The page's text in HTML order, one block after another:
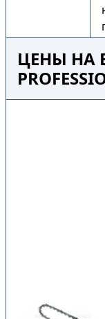
ЦЕНЫ НА